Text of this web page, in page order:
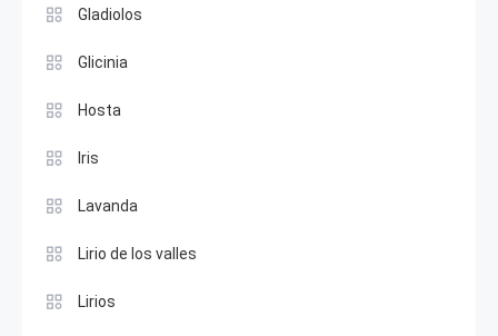
Gladiolos
Glicinia
Hosta
Iris
Lavanda
Lirio de los valles
Lirios